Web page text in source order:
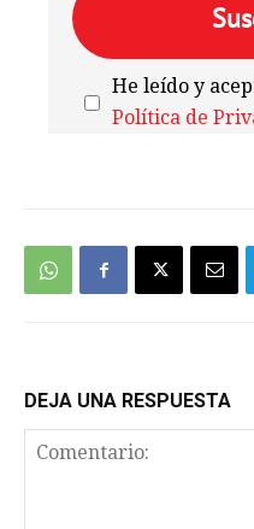
He leído y
Política de
DEJA UNA RESPUESTA